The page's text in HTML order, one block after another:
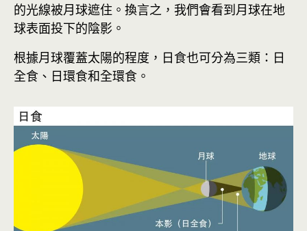
的光線被月球遮住。換言之，我們會看到月球在地
球表面投下的陰影。
根據月球覆蓋太陽的程度，日食也可分為三類：日
全食、日環食和全環食。